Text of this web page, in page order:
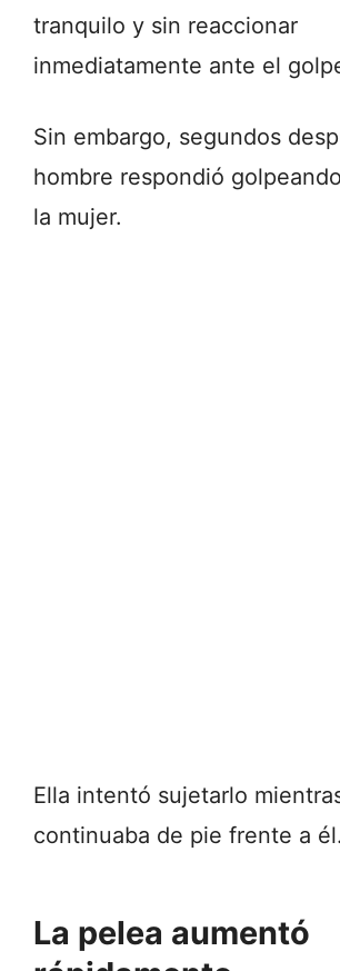
tranquilo y sin reaccionar
inmediatamente ante el
Sin embargo, segundos
hombre respondió
la mujer.
Ella intentó sujetarlo
continuaba de pie frente a él.
La pelea aumentó